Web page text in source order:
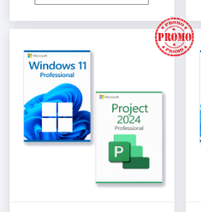
99.99€
14.99€.